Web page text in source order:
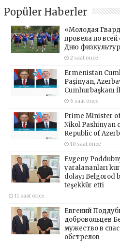
Popüler Haberler
«Молодая
провела по
Дню
2 saat önce
Ermenistan
Paşinyan,
Cumhurbaşkanı
6 saat önce
Prime Minister
Nikol Pashinyan
Republic of
10 saat önce
Evgeny
yaralananları
dolayı Belgorod
teşekkür etti
11 saat önce
Евгений
добровольцев
мужество в
обстрелов